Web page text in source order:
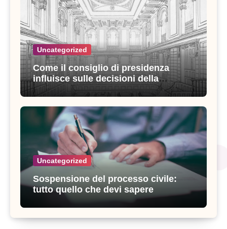
Uncategorized
Come il consiglio di presidenza
influisce sulle decisioni della
giustizia amministrativa
Uncategorized
Sospensione del processo civile:
tutto quello che devi sapere